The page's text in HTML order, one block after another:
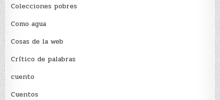
Colecciones pobres
Como agua
Cosas de la web
Crítico de palabras
cuento
Cuentos